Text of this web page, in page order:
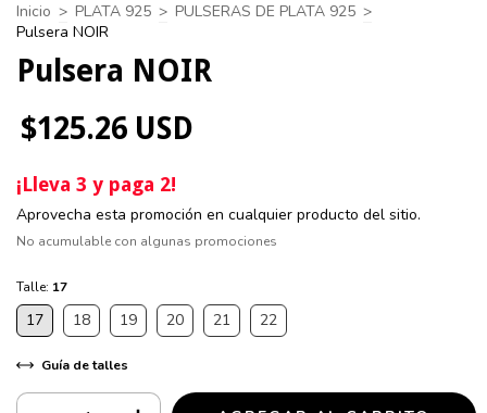
Inicio > PLATA 925 > PULSERAS DE PLATA 925 >
Pulsera NOIR
Pulsera NOIR
$125.26 USD
¡Lleva 3 y paga 2!
Aprovecha esta promoción en cualquier producto del sitio.
No acumulable con algunas promociones
Talle: 17
17 18 19 20 21 22
Guía de talles